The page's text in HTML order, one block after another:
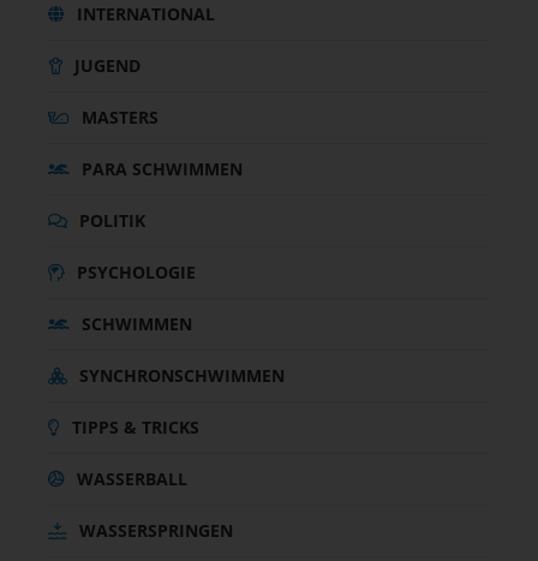
INTERNATIONAL
JUGEND
MASTERS
PARA SCHWIMMEN
POLITIK
PSYCHOLOGIE
SCHWIMMEN
SYNCHRONSCHWIMMEN
TIPPS & TRICKS
WASSERBALL
WASSERSPRINGEN